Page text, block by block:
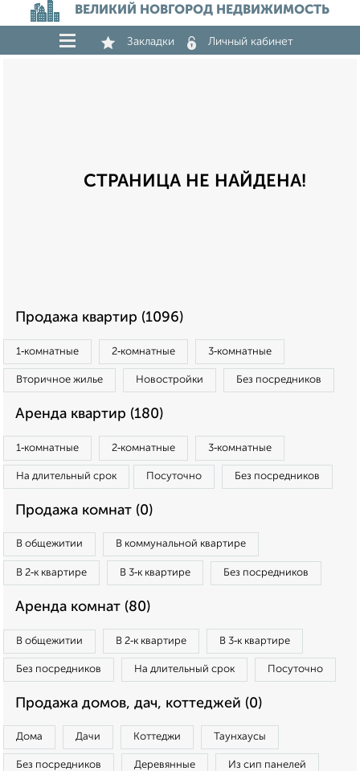
ВЕЛИКИЙ НОВГОРОД НЕДВИЖИМОСТЬ
Закладки Личный кабинет
СТРАНИЦА НЕ НАЙДЕНА!
Продажа квартир (1096)
1‑комнатные 2‑комнатные 3‑комнатные
Вторичное жилье Новостройки Без посредников
Аренда квартир (180)
1‑комнатные 2‑комнатные 3‑комнатные
На длительный срок Посуточно Без посредников
Продажа комнат (0)
В общежитии В коммунальной квартире
В 2‑к квартире В 3‑к квартире Без посредников
Аренда комнат (80)
В общежитии В 2‑к квартире В 3‑к квартире
Без посредников На длительный срок Посуточно
Продажа домов, дач, коттеджей (0)
Дома Дачи Коттеджи Таунхаусы
Без посредников Деревянные Из сип панелей